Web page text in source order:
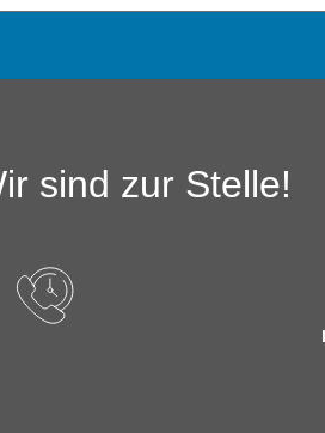
sind zur Stelle!